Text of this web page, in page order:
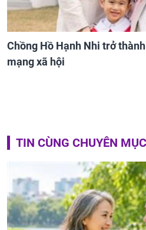
Chồng Hồ Hạnh Nhi trở
mạng xã hội
TIN CÙNG CHUYÊN MỤC